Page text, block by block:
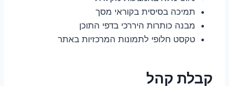
תמיכה בסיסית בקוראי מסך
מבנה כותרות היררכי בדפי התוכן
טקסט חלופי לתמונות המרכזיות באתר
קבלת קהל